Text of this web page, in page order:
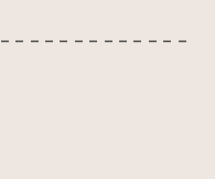
– – – – – – – – – – – –